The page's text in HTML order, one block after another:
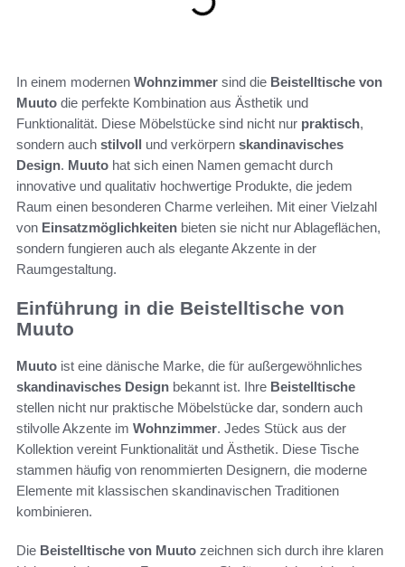
In einem modernen Wohnzimmer sind die Beistelltische von
Muuto die perfekte Kombination aus Ästhetik und
Funktionalität. Diese Möbelstücke sind nicht nur praktisch,
sondern auch stilvoll und verkörpern skandinavisches
Design. Muuto hat sich einen Namen gemacht durch
innovative und qualitativ hochwertige Produkte, die jedem
Raum einen besonderen Charme verleihen. Mit einer Vielzahl
von Einsatzmöglichkeiten bieten sie nicht nur Ablageflächen,
sondern fungieren auch als elegante Akzente in der
Raumgestaltung.
Einführung in die Beistelltische von
Muuto
Muuto ist eine dänische Marke, die für außergewöhnliches
skandinavisches Design bekannt ist. Ihre Beistelltische
stellen nicht nur praktische Möbelstücke dar, sondern auch
stilvolle Akzente im Wohnzimmer. Jedes Stück aus der
Kollektion vereint Funktionalität und Ästhetik. Diese Tische
stammen häufig von renommierten Designern, die moderne
Elemente mit klassischen skandinavischen Traditionen
kombinieren.
Die Beistelltische von Muuto zeichnen sich durch ihre klaren